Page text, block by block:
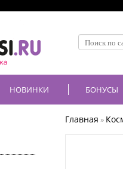
НОВИНКИ БОНУСЫ
Главная »